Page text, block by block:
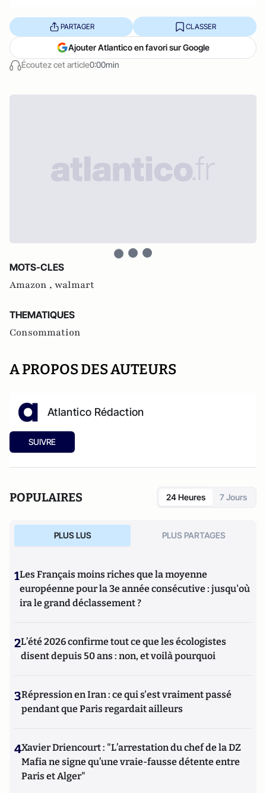
Écoutez cet article0:00min
PARTAGER CLASSER
Ajouter Atlantico en favori sur Google
MOTS-CLES
Amazon , walmart
THEMATIQUES
Consommation
A PROPOS DES AUTEURS
Atlantico Rédaction
SUIVRE
POPULAIRES 24 Heures 7 Jours
PLUS LUS PLUS PARTAGES
1Les Français moins riches que la moyenne
européenne pour la 3e année consécutive : jusqu'où
ira le grand déclassement ?
2L’été 2026 confirme tout ce que les écologistes
disent depuis 50 ans : non, et voilà pourquoi
3Répression en Iran : ce qui s'est vraiment passé
pendant que Paris regardait ailleurs
4Xavier Driencourt : "L’arrestation du chef de la DZ
Mafia ne signe qu’une vraie-fausse détente entre
Paris et Alger"